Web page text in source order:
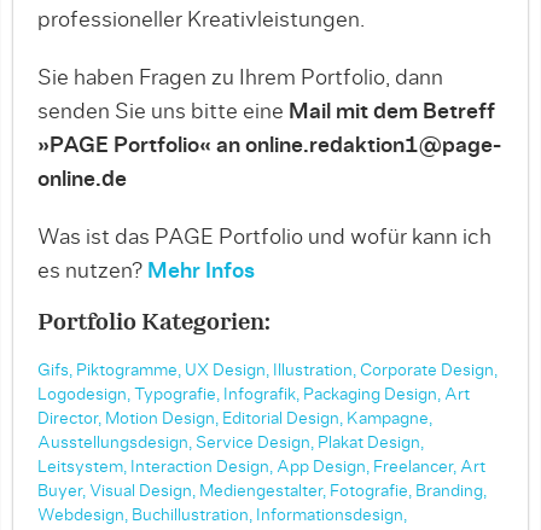
professioneller Kreativleistungen.
Sie haben Fragen zu Ihrem Portfolio, dann
senden Sie uns bitte eine Mail mit dem Betreff
»PAGE Portfolio« an online.redaktion1@page-
online.de
Was ist das PAGE Portfolio und wofür kann ich
es nutzen? Mehr Infos
Portfolio Kategorien:
Gifs, Piktogramme, UX Design, Illustration, Corporate Design,
Logodesign,
Typografie, Infografik, Packaging Design, Art
Director, Motion Design, Editorial Design, Kampagne,
Ausstellungsdesign, Service Design, Plakat Design,
Leitsystem, Interaction Design, App Design, Freelancer, Art
Buyer, Visual Design, Mediengestalter, Fotografie, Branding,
Webdesign, Buchillustration, Informationsdesign,